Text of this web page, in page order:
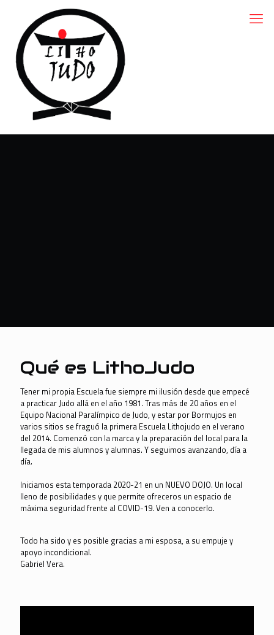
Qué es LithoJudo
Tener mi propia Escuela fue siempre mi ilusión desde que empecé
a practicar Judo allá en el año 1981. Tras más de 20 años en el
Equipo Nacional Paralímpico de Judo, y estar por Bormujos en
varios sitios se fraguó la primera Escuela Lithojudo en el verano
del 2014. Comenzó con la marca y la preparación del local para la
llegada de mis alumnos y alumnas. Y seguimos avanzando, día a
día.
Iniciamos esta temporada 2020-21 en un NUEVO DOJO. Un local
lleno de posibilidades y que permite ofreceros un espacio de
máxima seguridad frente al COVID-19. Ven a conocerlo.
Todo ha sido y es posible gracias a mi esposa, a su empuje y
apoyo incondicional.
Gabriel Vera.